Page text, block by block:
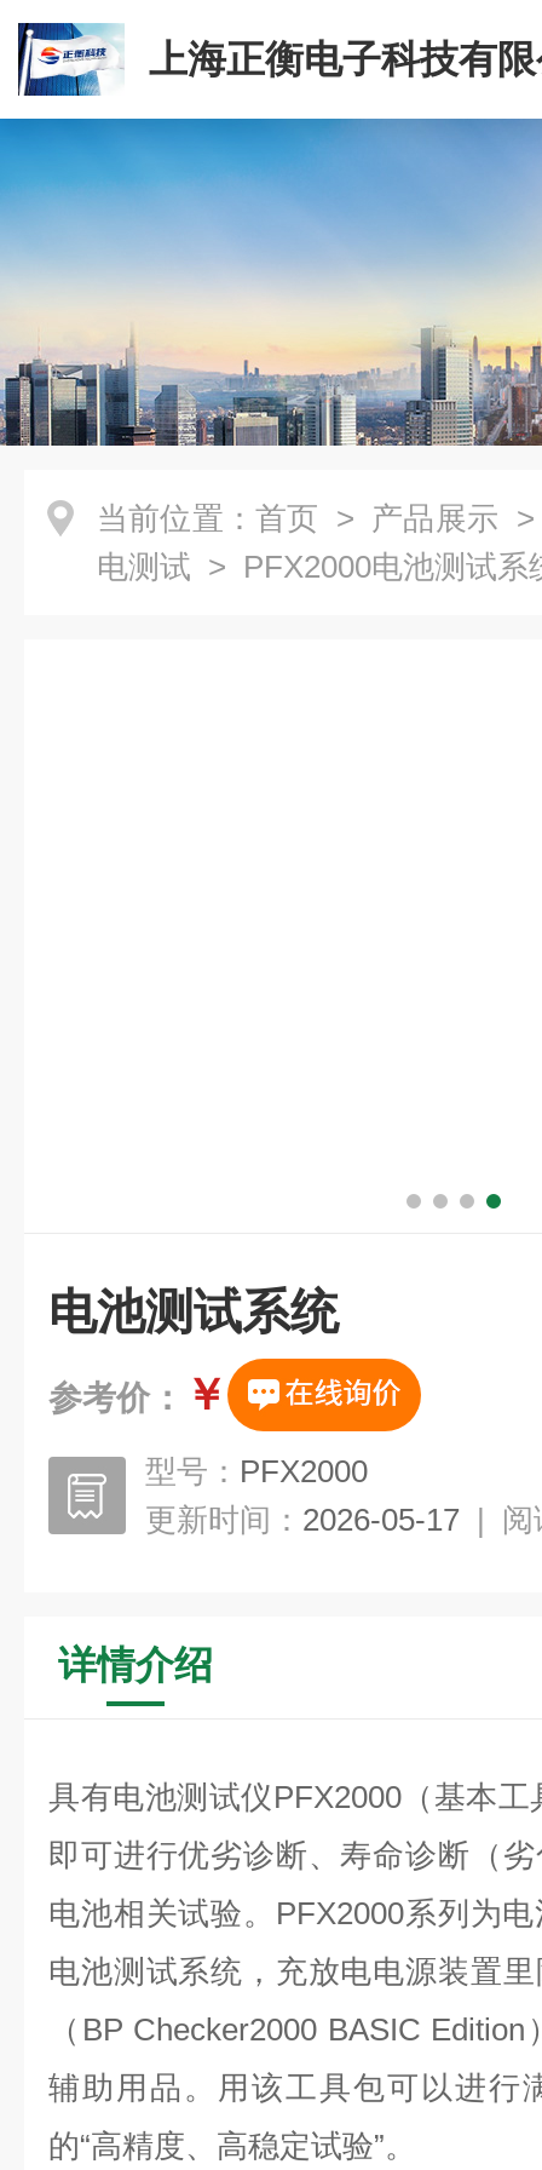
上海正衡电子科技有
当前位置： 首页 > 产品展示
电测试 > PFX2000电池测试系
电池测试系统
参考价： ￥
型号： PFX2000
更新时间： 2026-05-17 | 阅
详情介绍
具有电池测试仪PFX2000（基本
即可进行优劣诊断、寿命诊断（
电池相关试验。PFX2000系列为
电池测试系统，充放电电源装置
（BP Checker2000 BASIC
辅助用品。用该工具包可以进行
的“高精度、高稳定试验”。